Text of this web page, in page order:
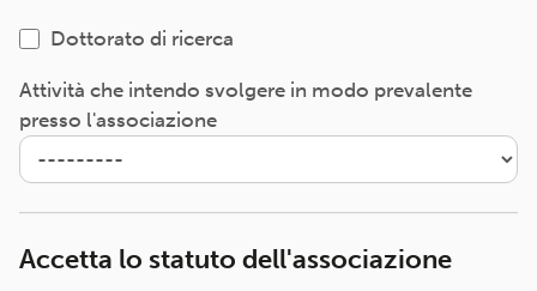
Dottorato di ricerca
Attività che intendo svolgere in modo prevalente
presso l'associazione
Accetta lo statuto dell'associazione